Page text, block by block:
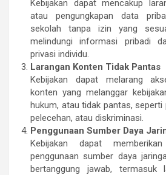
Kebijakan dapat mencakup
atau pengungkapan data
sekolah tanpa izin yang
melindungi informasi pribadi
privasi individu.
Larangan Konten Tidak Pantas
Kebijakan dapat melarang
konten yang melanggar
hukum, atau tidak pantas, seperti
pelecehan, atau diskriminasi.
Penggunaan Sumber Daya
Kebijakan dapat
penggunaan sumber daya
bertanggung jawab, termasuk